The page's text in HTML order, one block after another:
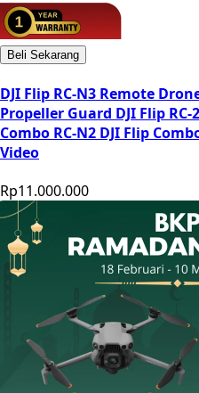
Beli Sekarang
DJI Flip RC-N3 Remote
Propeller Guard DJI Flip
Combo RC-N2 DJI Flip
Video
Rp11.000.000